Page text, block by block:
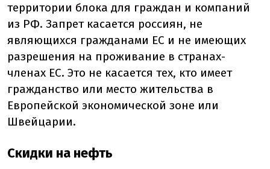
территории блока для граждан и компаний
из РФ. Запрет касается россиян, не
являющихся гражданами ЕС и не имеющих
разрешения на проживание в странах-
членах ЕС. Это не касается тех, кто имеет
гражданство или место жительства в
Европейской экономической зоне или
Швейцарии.
Скидки на нефть